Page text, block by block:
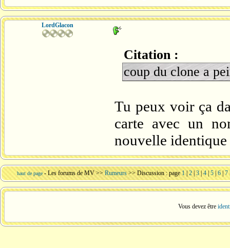
LordGlacon
Citation :
coup du clone a
Tu peux voir ça
carte avec un
nouvelle
haut de page -Les forums de MV>>Rumeurs >> Discussion : page1|2|3 |4 |5|6 |7
Vous devez être